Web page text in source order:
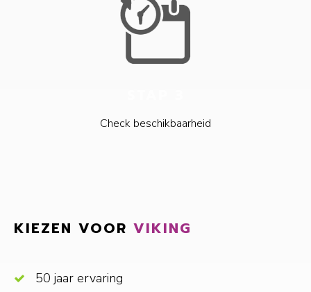
Check beschikbaarheid
KIEZEN VOOR VIKING
50 jaar ervaring